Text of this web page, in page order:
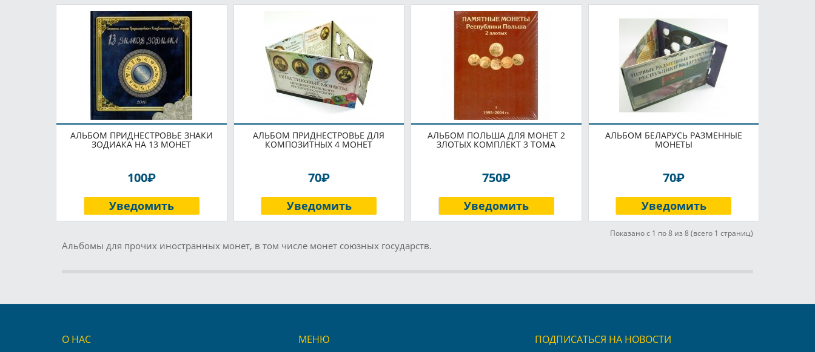
АЛЬБОМ ПРИДНЕСТРОВЬЕ ЗНАКИ
ЗОДИАКА НА 13 МОНЕТ
100P
Уведомить
АЛЬБОМ ПРИДНЕСТРОВЬЕ ДЛЯ
КОМПОЗИТНЫХ 4 МОНЕТ
70P
Уведомить
АЛЬБОМ ПОЛЬША ДЛЯ МОНЕТ 2
ЗЛОТЫХ КОМПЛЕКТ 3 ТОМА
750P
Уведомить
АЛЬБОМ БЕЛАРУСЬ РАЗМЕННЫЕ
МОНЕТЫ
70P
Уведомить
Показано с 1 по 8 из 8 (всего 1 страниц)
Альбомы для прочих иностранных монет, в том числе монет союзных государств.
О НАС МЕНЮ ПОДПИСАТЬСЯ НА НОВОСТИ